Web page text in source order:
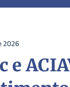
2026
e